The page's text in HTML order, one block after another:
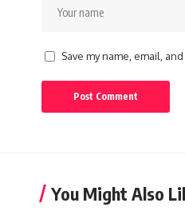
Save my name, email,
You Might Also